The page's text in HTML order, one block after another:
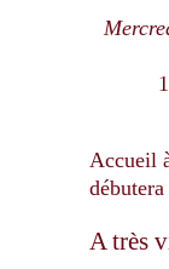
Accueil
A très